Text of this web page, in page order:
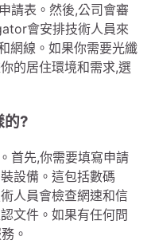
請表。然後,公司會審
會安排技術人員來
網線。如果你需要光纖
的居住環境和需求,選
的?
首先,你需要填寫申請
設備。這包括數碼
人員會檢查網速和信
文件。如果有任何問
。